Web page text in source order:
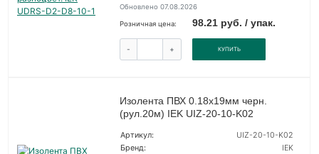
Обновлено 07.08.2026
Розничная цена: 98.21 руб. / упак.
- + КУПИТЬ
Изолента ПВХ 0.18х19мм черн.
(рул.20м) IEK UIZ-20-10-K02
Артикул:
UIZ-20-10-K02
Бренд:
IEK